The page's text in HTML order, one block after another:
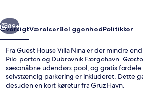
Næste
89+
OversigtVærelserBeliggenhedPolitikker
Fra Guest House Villa Nina er der mindre
Pile-porten og Dubrovnik Færgehavn.
sæsonåbne udendørs pool, og gratis fordele
selvstændig parkering er inkluderet. Dette
desuden en kort køretur fra Gruz Havn.